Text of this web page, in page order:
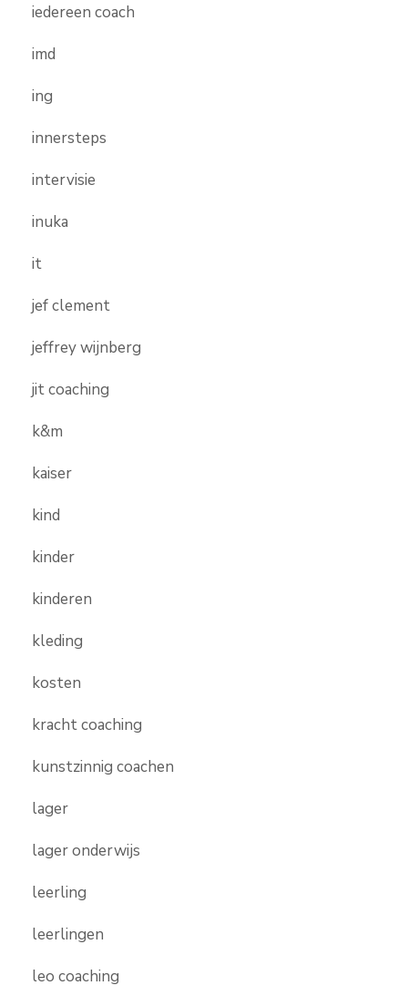
iedereen coach
imd
ing
innersteps
intervisie
inuka
it
jef clement
jeffrey wijnberg
jit coaching
k&m
kaiser
kind
kinder
kinderen
kleding
kosten
kracht coaching
kunstzinnig coachen
lager
lager onderwijs
leerling
leerlingen
leo coaching